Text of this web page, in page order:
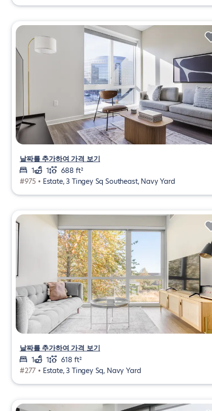
날짜를 추가하여 가격 보기
1
1
688 ft²
#975 • Estate, 3 Tingey Sq Southeast, Navy Yard
날짜를 추가하여 가격 보기
1
1
618 ft²
#277 • Estate, 3 Tingey Sq, Navy Yard